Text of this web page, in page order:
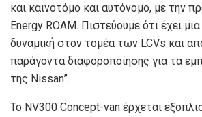
και καινοτόμο και αυτόνομο, με την
Energy ROAM. Πιστεύουμε ότι έχει
δυναμική στον τομέα των LCVs και
παράγοντα διαφοροποίησης για τα
της Nissan”.
Το NV300 Concept-van έρχεται